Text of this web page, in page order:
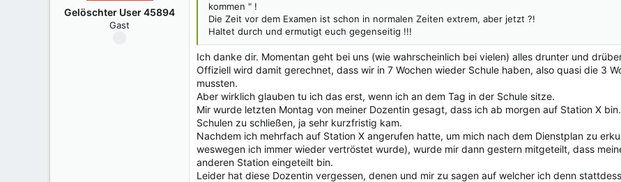
Gelöschter User 45894
Gast
kommen " !
Die Zeit vor dem Examen ist schon in normalen Zeiten extrem, aber jetzt ?!
Haltet durch und ermutigt euch gegenseitig !!!
Ich danke dir. Momentan geht bei uns (wie wahrscheinlich bei vielen) alles drunter und
Offiziell wird damit gerechnet, dass wir in 7 Wochen wieder Schule haben, also quasi die 3
mussten.
Aber wirklich glauben tu ich das erst, wenn ich an dem Tag in der Schule sitze.
Mir wurde letzten Montag von meiner Dozentin gesagt, dass ich ab morgen auf Station X
Schulen zu schließen, ja sehr kurzfristig kam.
Nachdem ich mehrfach auf Station X angerufen hatte, um mich nach dem Dienstplan zu
weswegen ich immer wieder vertröstet wurde), wurde mir dann gestern mitgeteilt, dass
anderen Station eingeteilt bin.
Leider hat diese Dozentin vergessen, denen und mir zu sagen auf welcher ich denn